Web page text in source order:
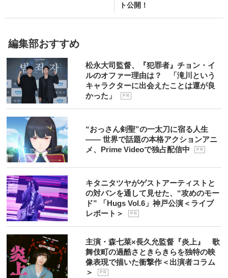
ト公開！
編集部おすすめ
松永大司監督、『犯罪者』チョン・イ
ルのオファー理由は？ 「滝川という
キャラクターに出会えたことは運が良
かった」
P R
“おっさん剣聖”の一太刀に宿る人生
―― 世界で話題の本格アクションアニ
メ、Prime Videoで独占配信中
P R
キタニタツヤがゲストアーティストと
の対バンを通して見せた、“攻めのモー
ド” 「Hugs Vol.6」神戸公演＜ライブ
レポート＞
P R
主演・森七菜×長久允監督『炎上』 歌
舞伎町の過酷さときらきらを独特の映
像表現で描いた衝撃作＜出演者コラム
＞
P R